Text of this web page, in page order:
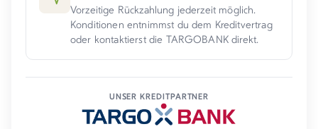
Vorzeitige Rückzahlung jederzeit möglich.
Konditionen entnimmst du dem Kreditvertrag
oder kontaktierst die TARGOBANK direkt.
UNSER KREDITPARTNER